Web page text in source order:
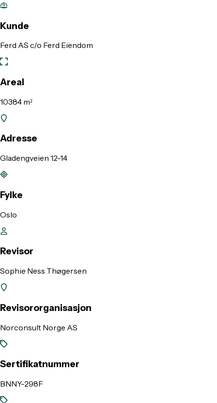
Kunde
Ferd AS c/o Ferd Eiendom
Areal
10384 m²
Adresse
Gladengveien 12-14
Fylke
Oslo
Revisor
Sophie Ness Thøgersen
Revisororganisasjon
Norconsult Norge AS
Sertifikatnummer
BNNY-298F